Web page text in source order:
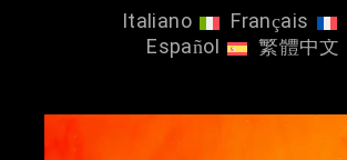
Français
Italiano
繁體中文
Español